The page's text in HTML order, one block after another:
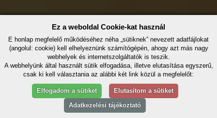
Ez a weboldal Cookie-kat használ
E honlap megfelelő működéséhez néha „sütiknek” nevezett adatfájlokat
(angolul: cookie) kell elhelyeznünk számítógépén, ahogy azt más nagy
webhelyek és internetszolgáltatók is teszik.
A webhelyünk által használt sütik elfogadása, illetve elutasítása egyszerű,
csak ki kell választania az alábbi két link közül a megfelelőt:
Elfogadom a sütiket
Elutasítom a sütiket
Adatkezelési tájékoztató